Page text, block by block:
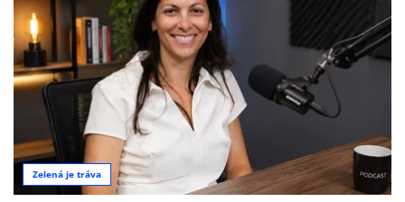
Zelená je tráva